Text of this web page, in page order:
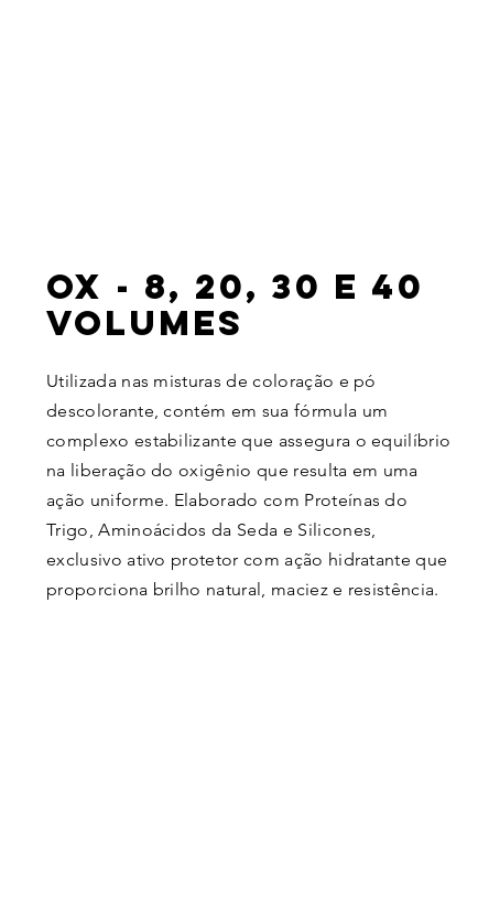
OX - 8, 20, 30 E 40
VOLUMES
Utilizada nas misturas de coloração e pó
descolorante, contém em sua fórmula um
complexo estabilizante que assegura o equilíbrio
na liberação do oxigênio que resulta em uma
ação uniforme. Elaborado com Proteínas do
Trigo, Aminoácidos da Seda e Silicones,
exclusivo ativo protetor com ação hidratante que
proporciona brilho natural, maciez e resistência.